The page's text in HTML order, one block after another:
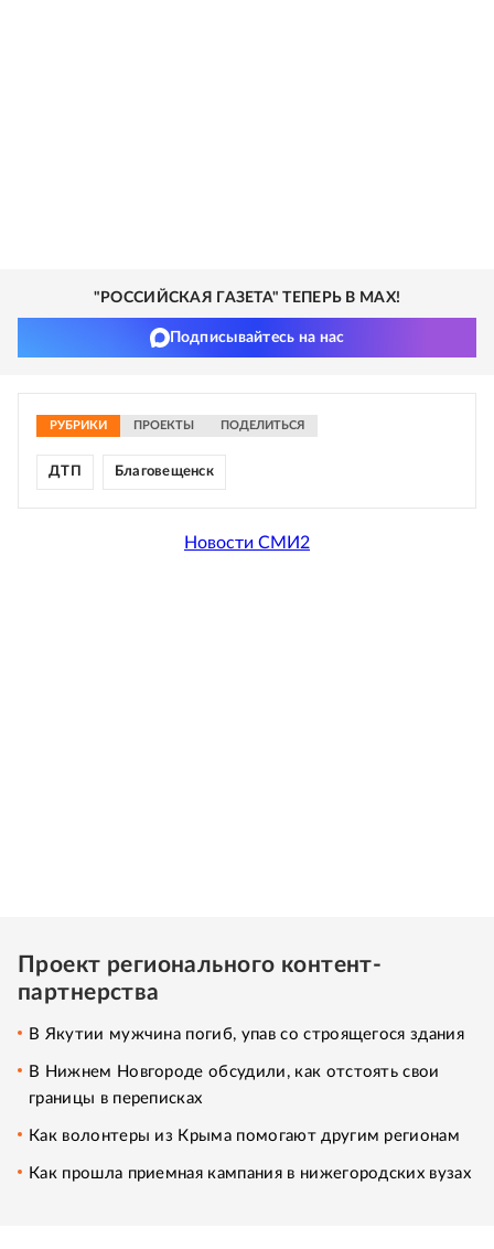
"РОССИЙСКАЯ ГАЗЕТА" ТЕПЕРЬ В MAX!
Подписывайтесь на нас
РУБРИКИ ПРОЕКТЫ ПОДЕЛИТЬСЯ
ДТП Благовещенск
Новости СМИ2
Проект регионального контент-
партнерства
В Якутии мужчина погиб, упав со строящегося здания
В Нижнем Новгороде обсудили, как отстоять свои
границы в переписках
Как волонтеры из Крыма помогают другим регионам
Как прошла приемная кампания в нижегородских вузах